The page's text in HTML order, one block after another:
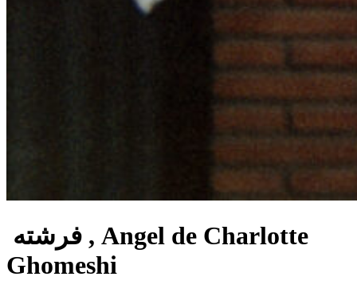
Ghomeshi